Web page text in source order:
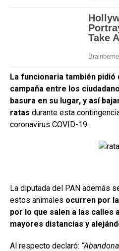
La funcionaria también pidió
campaña entre los
basura en su lugar, y así
ratas durante esta
coronavirus COVID-19.
La diputada del PAN además
estos animales ocurren por
por lo que salen a las calles
mayores distancias y
Al respecto declaró: